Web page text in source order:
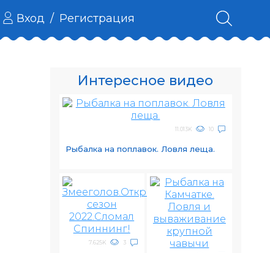
Вход / Регистрация
Интересное видео
11.013K 10
Рыбалка на поплавок. Ловля леща.
7.625K 3